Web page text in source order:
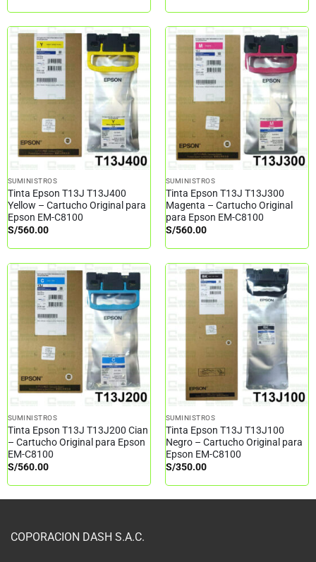
SUMINISTROS
Tinta Epson T13J T13J400
Yellow – Cartucho Original para
Epson EM-C8100
S/560.00
SUMINISTROS
Tinta Epson T13J T13J300
Magenta – Cartucho Original
para Epson EM-C8100
S/560.00
SUMINISTROS
Tinta Epson T13J T13J200 Cian
– Cartucho Original para Epson
EM-C8100
S/560.00
SUMINISTROS
Tinta Epson T13J T13J100
Negro – Cartucho Original para
Epson EM-C8100
S/350.00
COPORACION DASH S.A.C.